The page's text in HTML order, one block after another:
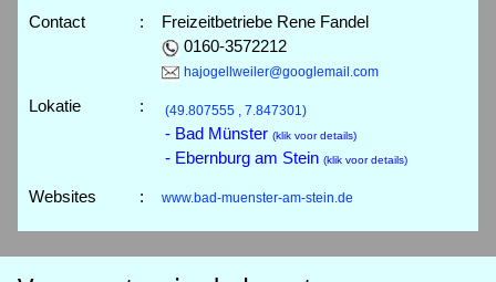
Contact
:
Freizeitbetriebe Rene Fandel
0160-3572212
hajogellweiler@googlemail.com
Lokatie : (49.807555 , 7.847301)
- Bad Münster (klik voor details)
- Ebernburg am Stein (klik voor details)
Websites : www.bad-muenster-am-stein.de